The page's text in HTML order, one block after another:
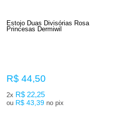
Estojo Duas Divisórias Rosa
Princesas Dermiwil
R$ 44,50
2x R$ 22,25
ou R$ 43,39 no pix